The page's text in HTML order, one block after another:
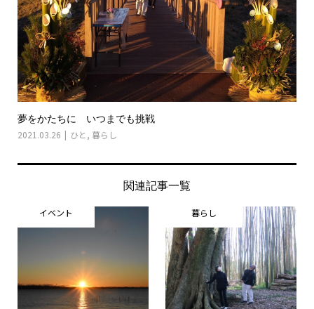
夢をかたちに いつまでも挑戦
2021.03.26 ひと , 暮らし
関連記事一覧
イベント 暮らし